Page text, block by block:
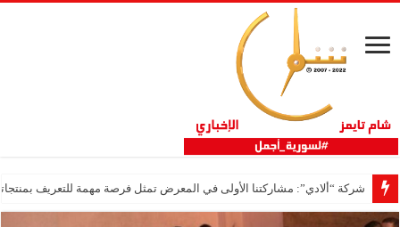
شركة “ألادي”: مشاركتنا الأولى في المعرض تمثل فرصة مهمة للتعريف